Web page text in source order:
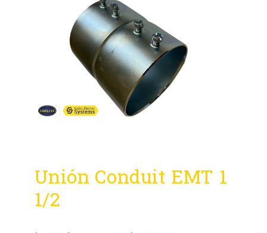
Unión Conduit EMT 1
1/2